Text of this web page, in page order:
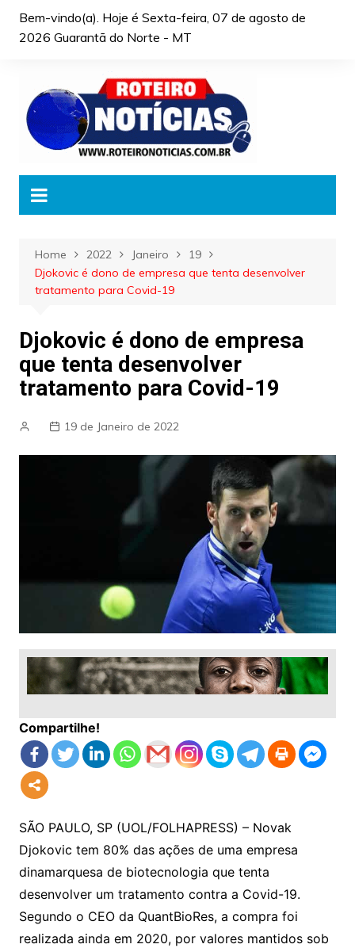
Bem-vindo(a). Hoje é Sexta-feira, 07 de agosto de
2026 Guarantã do Norte - MT
Home 2022 Janeiro
19
Djokovic é dono de empresa que tenta desenvolver
tratamento para Covid-19
Djokovic é dono de empresa
que tenta desenvolver
tratamento para Covid-19
19 de Janeiro de 2022
Compartilhe!
SÃO PAULO, SP (UOL/FOLHAPRESS) – Novak
Djokovic tem 80% das ações de uma empresa
dinamarquesa de biotecnologia que tenta
desenvolver um tratamento contra a Covid-19.
Segundo o CEO da QuantBioRes, a compra foi
realizada ainda em 2020, por valores mantidos sob